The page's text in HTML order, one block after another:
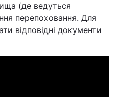
(де ведуться
перепоховання. Для
відповідні документи